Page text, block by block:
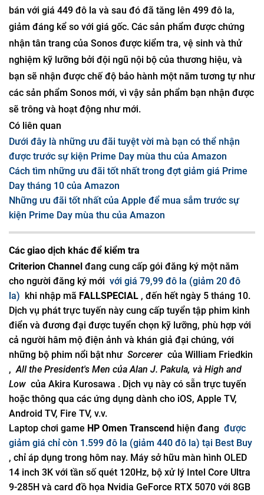
bán với giá 449 đô la và sau đó đã tăng lên 499 đô la,
giảm đáng kể so với giá gốc. Các sản phẩm được chứng
nhận tân trang của Sonos được kiểm tra, vệ sinh và thử
nghiệm kỹ lưỡng bởi đội ngũ nội bộ của thương hiệu, và
bạn sẽ nhận được chế độ bảo hành một năm tương tự như
các sản phẩm Sonos mới, vì vậy sản phẩm bạn nhận được
sẽ trông và hoạt động như mới.
Có liên quan
Dưới đây là những ưu đãi tuyệt vời mà bạn có thể nhận
được trước sự kiện Prime Day mùa thu của Amazon
Cách tìm những ưu đãi tốt nhất trong đợt giảm giá Prime
Day tháng 10 của Amazon
Những ưu đãi tốt nhất của Apple để mua sắm trước sự
kiện Prime Day mùa thu của Amazon
Các giao dịch khác để kiểm tra
Criterion Channel đang cung cấp gói đăng ký một năm
cho người đăng ký mới với giá 79,99 đô la (giảm 20 đô
la) khi nhập mã FALLSPECIAL , đến hết ngày 5 tháng 10.
Dịch vụ phát trực tuyến này cung cấp tuyển tập phim kinh
điển và đương đại được tuyển chọn kỹ lưỡng, phù hợp với
cả người hâm mộ điện ảnh và khán giả đại chúng, với
những bộ phim nổi bật như Sorcerer của William Friedkin
, All the President's Men của Alan J. Pakula, và High and
Low của Akira Kurosawa . Dịch vụ này có sẵn trực tuyến
hoặc thông qua các ứng dụng dành cho iOS, Apple TV,
Android TV, Fire TV, v.v.
Laptop chơi game HP Omen Transcend hiện đang được
giảm giá chỉ còn 1.599 đô la (giảm 440 đô la) tại Best Buy
, chỉ áp dụng trong hôm nay. Máy sở hữu màn hình OLED
14 inch 3K với tần số quét 120Hz, bộ xử lý Intel Core Ultra
9-285H và card đồ họa Nvidia GeForce RTX 5070 với 8GB